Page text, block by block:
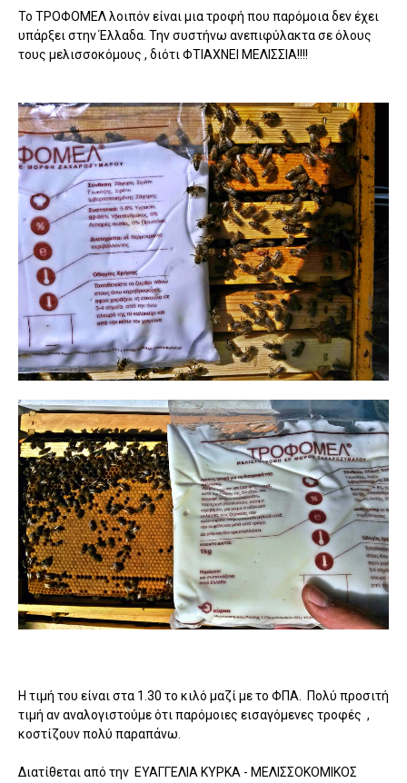
Το ΤΡΟΦΟΜΕΛ λοιπόν είναι μια τροφή που παρόμοια δεν έχει
υπάρξει στην Έλλαδα. Την συστήνω ανεπιφύλακτα σε όλους
τους μελισσοκόμους , διότι ΦΤΙΑΧΝΕΙ ΜΕΛΙΣΣΙΑ!!!!
Η τιμή του είναι στα 1.30 το κιλό μαζί με το ΦΠΑ. Πολύ προσιτή
τιμή αν αναλογιστούμε ότι παρόμοιες εισαγόμενες τροφές ,
κοστίζουν πολύ παραπάνω.
Διατίθεται από την ΕΥΑΓΓΕΛΙΑ ΚΥΡΚΑ - ΜΕΛΙΣΣΟΚΟΜΙΚΟΣ